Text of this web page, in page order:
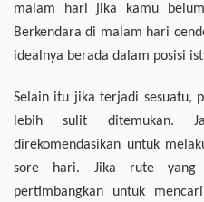
malam hari jika kamu belum
Berkendara di malam hari
idealnya berada dalam posisi
Selain itu jika terjadi sesuatu,
lebih sulit ditemukan.
direkomendasikan untuk
sore hari. Jika rute yang
pertimbangkan untuk